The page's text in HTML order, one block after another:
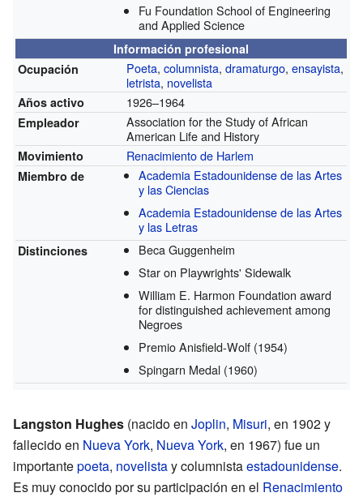
Fu Foundation School of Engineering
and Applied Science
Información profesional
Ocupación
Poeta,columnista,dramaturgo,ensayista,
letrista, novelista
Años activo 1926–1964
Empleador
Association for the Study of African
American Life and History
Movimiento Renacimiento de Harlem
Miembro de
Academia Estadounidense de las Artes
y las Ciencias
Academia Estadounidense de las Artes
y las Letras
Distinciones
Beca Guggenheim
Star on Playwrights' Sidewalk
William E. Harmon Foundation award
for distinguished achievement among
Negroes
Premio Anisfield-Wolf (1954)
Spingarn Medal (1960)
Langston Hughes (nacido en Joplin, Misuri, en 1902 y
fallecido en Nueva York, Nueva York, en 1967) fue un
importantepoeta, novelistay columnistaestadounidense.
Es muy conocido por su participación en el Renacimiento